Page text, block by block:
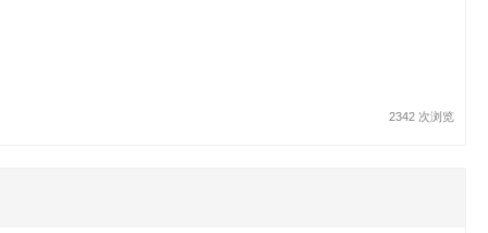
2342 次浏览